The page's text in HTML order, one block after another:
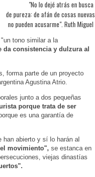
"No lo dejé atrás en busca
de pureza: de afán de cosas nuevas
no pueden acusarme". Ruth Miguel
tono similar a la
da consistencia y dulzura al
forma parte de un proyecto
Agustina Atrio.
junto a dos pequeñas
porque trata de ser
es una garantía de
han abierto y sí lo harán al
movimiento", se estanca en
viejas dinastías